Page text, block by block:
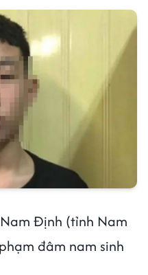
Định (tỉnh Nam
đâm nam sinh